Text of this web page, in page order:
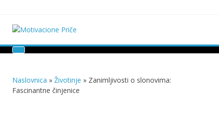
content
Motivacione Priče
Naslovnica » Životinje » Zanimljivosti o slonovima:
Fascinantne činjenice